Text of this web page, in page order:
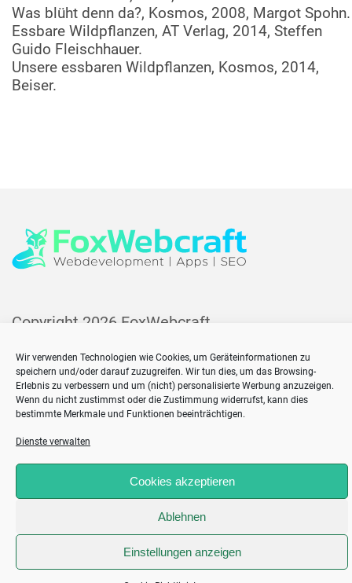
Wir verwenden Technologien wie Cookies, um Geräteinformationen zu
speichern und/oder darauf zuzugreifen. Wir tun dies, um das Browsing-
Erlebnis zu verbessern und um (nicht) personalisierte Werbung anzuzeigen.
Wenn du nicht zustimmst oder die Zustimmung widerrufst, kann dies
bestimmte Merkmale und Funktionen beeinträchtigen.
Dienste verwalten
Cookies akzeptieren
Ablehnen
Einstellungen anzeigen
Was blüht denn da?, Kosmos, 2008, Margot Spohn.
Essbare Wildpflanzen, AT Verlag, 2014, Steffen
Guido Fleischhauer.
Unsere essbaren Wildpflanzen, Kosmos, 2014,
Beiser.
Copyright 2026 FoxWebcraft
Impressum
Cookie-Richtlinie (EU)